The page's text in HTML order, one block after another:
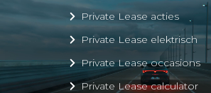
Private Lease acties
Private Lease elektrisch
Private Lease occasions
Private Lease calculator